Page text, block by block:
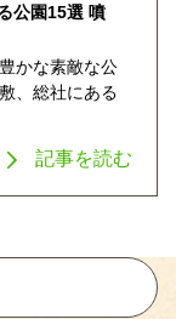
公園15選 噴
かな素敵な公
、総社にある
記事を読む